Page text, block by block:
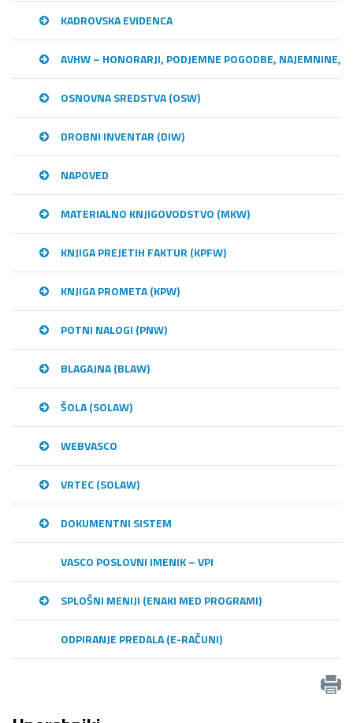
KADROVSKA EVIDENCA
AVHW – HONORARJI, PODJEMNE POGODBE, NAJEMNINE,…
OSNOVNA SREDSTVA (OSW)
DROBNI INVENTAR (DIW)
NAPOVED
MATERIALNO KNJIGOVODSTVO (MKW)
KNJIGA PREJETIH FAKTUR (KPFW)
KNJIGA PROMETA (KPW)
POTNI NALOGI (PNW)
BLAGAJNA (BLAW)
ŠOLA (SOLAW)
WEBVASCO
VRTEC (SOLAW)
DOKUMENTNI SISTEM
VASCO POSLOVNI IMENIK – VPI
SPLOŠNI MENIJI (ENAKI MED PROGRAMI)
ODPIRANJE PREDALA (E-RAČUNI)